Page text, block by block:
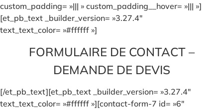
custom_padding= »||| » custom_padding__hover= »||| »]
[et_pb_text _builder_version= »3.27.4″
text_text_color= »#ffffff »]
FORMULAIRE DE CONTACT –
DEMANDE DE DEVIS
[/et_pb_text][et_pb_text _builder_version= »3.27.4″
text_text_color= »#ffffff »][contact-form-7 id= »6″